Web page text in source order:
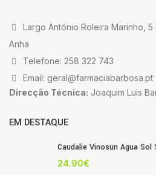
Largo António Roleira Marinho,
Anha
Telefone: 258 322 743
Email: geral@farmaciabarbosa.pt
Direcção Técnica: Joaquim Luis
EM DESTAQUE
Caudalie Vinosun Agua Sol
24.90€